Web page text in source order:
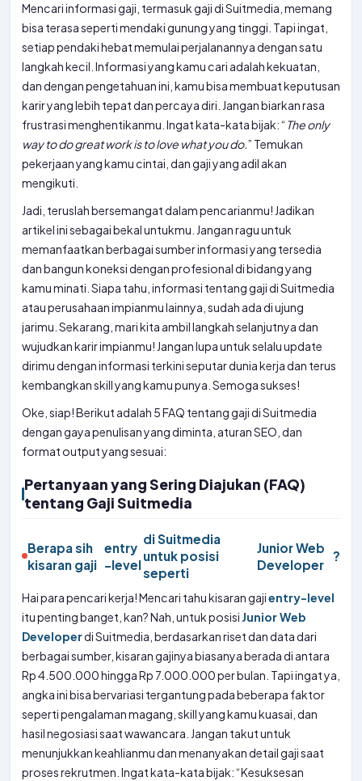
Mencari informasi gaji, termasuk gaji di Suitmedia, memang
bisa terasa seperti mendaki gunung yang tinggi. Tapi ingat,
setiap pendaki hebat memulai perjalanannya dengan satu
langkah kecil. Informasi yang kamu cari adalah kekuatan,
dan dengan pengetahuan ini, kamu bisa membuat keputusan
karir yang lebih tepat dan percaya diri. Jangan biarkan rasa
frustrasi menghentikanmu. Ingat kata-kata bijak: “The only
way to do great work is to love what you do.” Temukan
pekerjaan yang kamu cintai, dan gaji yang adil akan
mengikuti.
Jadi, teruslah bersemangat dalam pencarianmu! Jadikan
artikel ini sebagai bekal untukmu. Jangan ragu untuk
memanfaatkan berbagai sumber informasi yang tersedia
dan bangun koneksi dengan profesional di bidang yang
kamu minati. Siapa tahu, informasi tentang gaji di Suitmedia
atau perusahaan impianmu lainnya, sudah ada di ujung
jarimu. Sekarang, mari kita ambil langkah selanjutnya dan
wujudkan karir impianmu! Jangan lupa untuk selalu update
dirimu dengan informasi terkini seputar dunia kerja dan terus
kembangkan skill yang kamu punya. Semoga sukses!
Oke, siap! Berikut adalah 5 FAQ tentang gaji di Suitmedia
dengan gaya penulisan yang diminta, aturan SEO, dan
format output yang sesuai:
Pertanyaan yang Sering Diajukan (FAQ)
tentang Gaji Suitmedia
Berapa sih
kisaran gaji
entry
-level
di Suitmedia
untuk posisi
seperti
Junior Web
Developer
?
Hai para pencari kerja! Mencari tahu kisaran gajientry-level
itu penting banget, kan? Nah, untuk posisi Junior Web
Developerdi Suitmedia, berdasarkan riset dan data dari
berbagai sumber, kisaran gajinya biasanya berada di antara
Rp 4.500.000 hingga Rp 7.000.000 per bulan. Tapi ingat ya,
angka ini bisa bervariasi tergantung pada beberapa faktor
seperti pengalaman magang, skill yang kamu kuasai, dan
hasil negosiasi saat wawancara. Jangan takut untuk
menunjukkan keahlianmu dan menanyakan detail gaji saat
proses rekrutmen. Ingat kata-kata bijak: “Kesuksesan